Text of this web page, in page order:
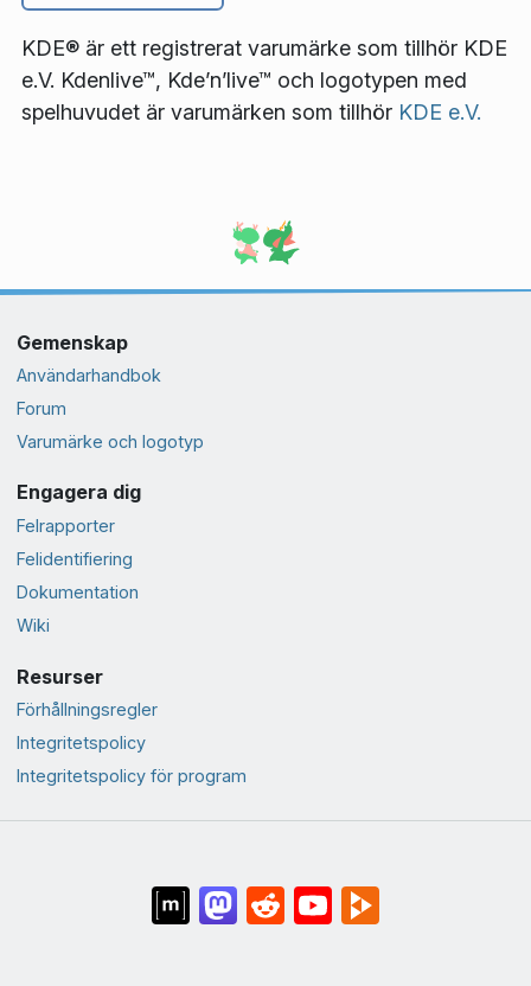
KDE® är ett registrerat varumärke som tillhör KDE
e.V. Kdenlive™, Kde’n’live™ och logotypen med
spelhuvudet är varumärken som tillhör KDE e.V.
Gemenskap
Användarhandbok
Forum
Varumärke och logotyp
Engagera dig
Felrapporter
Felidentifiering
Dokumentation
Wiki
Resurser
Förhållningsregler
Integritetspolicy
Integritetspolicy för program